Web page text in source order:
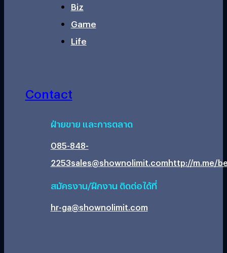
Biz
Game
Life
Contact
ฝ่ายขาย และการตลาด
085-848-
2253sales@shownolimit.comhttp://m.me/
สมัครงาน/ฝึกงาน ติดต่อได้ที่
hr-ga@shownolimit.com